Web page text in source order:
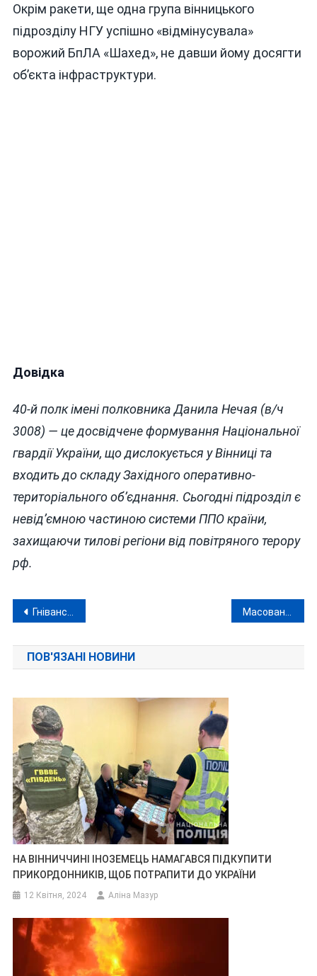
Окрім ракети, ще одна група вінницького
підрозділу НГУ успішно «відмінусувала»
ворожий БпЛА «Шахед», не давши йому досягти
об’єкта інфраструктури.
Довідка
40-й полк імені полковника Данила Нечая (в/ч
3008) — це досвідчене формування Національної
гвардії України, що дислокується у Вінниці та
входить до складу Західного оперативно-
територіального об’єднання. Сьогодні підрозділ є
невід’ємною частиною системи ППО країни,
захищаючи тилові регіони від повітряного терору
рф.
Навігація
записів
Гніванські диверсанти отримали по 15 років тюрми з конфіскацією
ПОВ'ЯЗАНІ НОВИНИ
НА ВІННИЧЧИНІ ІНОЗЕМЕЦЬ НАМАГАВСЯ ПІДКУПИТИ
ПРИКОРДОННИКІВ, ЩОБ ПОТРАПИТИ ДО УКРАЇНИ
12 Квітня, 2024 Аліна Мазур